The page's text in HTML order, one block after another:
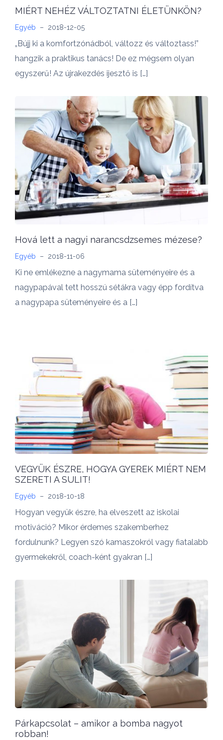
MIÉRT NEHÉZ VÁLTOZTATNI ÉLETÜNKÖN?
Egyéb – 2018-12-05
„Bújj ki a komfortzónádból, változz és változtass!”
hangzik a praktikus tanács! De ez mégsem olyan
egyszerű! Az újrakezdés ijesztő is […]
Hová lett a nagyi narancsdzsemes mézese?
Egyéb – 2018-11-06
Ki ne emlékezne a nagymama süteményeire és a
nagypapával tett hosszú sétákra vagy épp fordítva
a nagypapa süteményeire és a […]
VEGYÜK ÉSZRE, HOGYA GYEREK MIÉRT NEM
SZERETI A SULIT!
Egyéb – 2018-10-18
Hogyan vegyük észre, ha elveszett az iskolai
motiváció? Mikor érdemes szakemberhez
fordulnunk? Legyen szó kamaszokról vagy fiatalabb
gyermekekről, coach-ként gyakran […]
Párkapcsolat – amikor a bomba nagyot
robban!